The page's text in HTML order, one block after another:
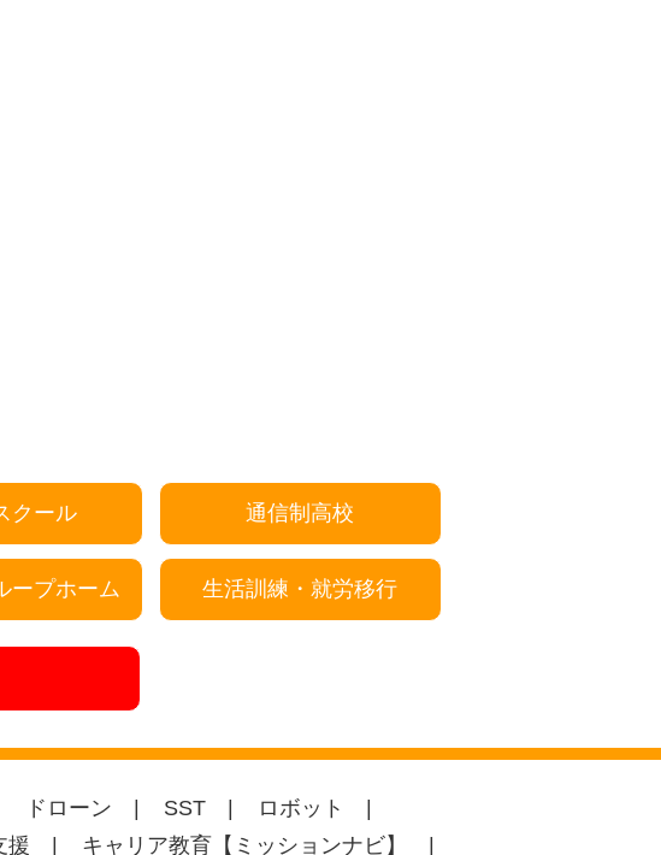
クール 通信制高校
ープホーム 生活訓練・就労移行
ドローン SST
ロボット
援 キャリア教育【ミッションナビ】